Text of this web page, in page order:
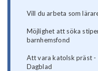
Vill du arbeta som
Möjlighet att söka
barnhemsfond
Att vara katolsk präst -
Dagblad